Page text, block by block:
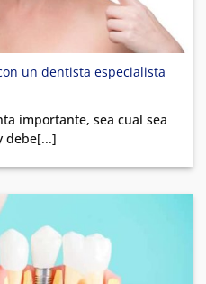
un dentista especialista
importante, sea cual sea
debe[...]